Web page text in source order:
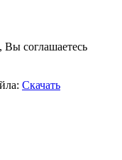
соглашаетесь
Скачать